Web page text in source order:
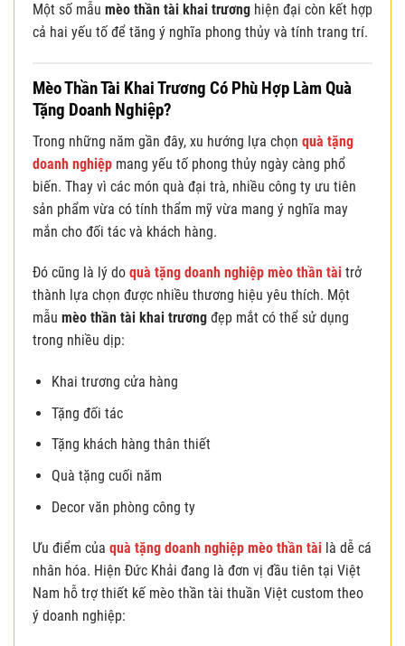
Một số mẫu mèo thần tài khai trương hiện đại còn kết hợp
cả hai yếu tố để tăng ý nghĩa phong thủy và tính trang trí.
Mèo Thần Tài Khai Trương Có Phù Hợp Làm Quà
Tặng Doanh Nghiệp?
Trong những năm gần đây, xu hướng lựa chọn quà tặng
doanh nghiệp mang yếu tố phong thủy ngày càng phổ
biến. Thay vì các món quà đại trà, nhiều công ty ưu tiên
sản phẩm vừa có tính thẩm mỹ vừa mang ý nghĩa may
mắn cho đối tác và khách hàng.
Đó cũng là lý do quà tặng doanh nghiệp mèo thần tài trở
thành lựa chọn được nhiều thương hiệu yêu thích. Một
mẫu mèo thần tài khai trương đẹp mắt có thể sử dụng
trong nhiều dịp:
Khai trương cửa hàng
Tặng đối tác
Tặng khách hàng thân thiết
Quà tặng cuối năm
Decor văn phòng công ty
Ưu điểm của quà tặng doanh nghiệp mèo thần tài là dễ cá
nhân hóa. Hiện Đức Khải đang là đơn vị đầu tiên tại Việt
Nam hỗ trợ thiết kế mèo thần tài thuần Việt custom theo
ý doanh nghiệp: